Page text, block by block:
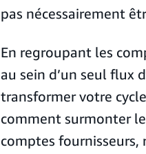
pas nécessairement
En regroupant les
au sein d’un seul flux
transformer votre
comment surmonter
comptes fournisseurs,